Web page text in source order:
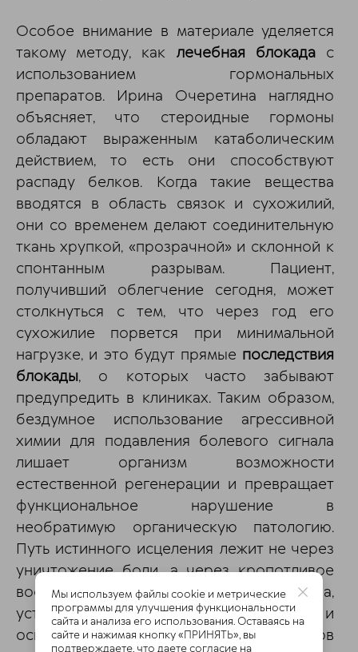
Особое внимание в материале уделяется
такому методу, как лечебная блокадас
использованием гормональных
препаратов. Ирина Очеретина наглядно
объясняет, что стероидные гормоны
обладают выраженным катаболическим
действием, то есть они способствуют
распаду белков. Когда такие вещества
вводятся в область связок и сухожилий,
они со временем делают соединительную
ткань хрупкой, «прозрачной» и склонной к
спонтанным разрывам. Пациент,
получивший облегчение сегодня, может
столкнуться с тем, что через год его
сухожилие порвется при минимальной
нагрузке, и это будут прямые последствия
блокады, о которых часто забывают
предупредить в клиниках. Таким образом,
бездумное использование агрессивной
химии для подавления болевого сигнала
лишает организм возможности
естественной регенерации и превращает
функциональное нарушение в
необратимую органическую патологию.
Путь истинного исцеления лежит не через
уничтожение боли, а через кропотливое
восстановление биомеханики тела,
устранение мышечных зажимов и
освобождение сосудисто-нервных пучков
Мы используем файлы cookie и метрические
программы для улучшения функциональности
сайта и анализа его использования. Оставаясь на
сайте и нажимая кнопку «ПРИНЯТЬ», вы
подтверждаете, что даете согласие на